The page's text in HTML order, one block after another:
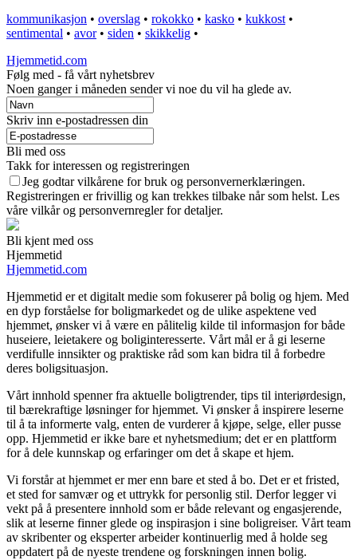
kommunikasjon • overslag • rokokko • kasko • kukkost •
sentimental • avor• siden • skikkelig •
Hjemmetid.com
Følg med - få vårt nyhetsbrev
Noen ganger i måneden sender vi noe du vil ha glede av.
Skriv inn e-postadressen din
Bli med oss
Takk for interessen og registreringen
Jeg godtar vilkårene for bruk og personvernerklæringen.
Registreringen er frivillig og kan trekkes tilbake når som helst. Les
våre vilkår og personvernregler for detaljer.
Bli kjent med oss
Hjemmetid
Hjemmetid.com
Hjemmetid er et digitalt medie som fokuserer på bolig og hjem. Med
en dyp forståelse for boligmarkedet og de ulike aspektene ved
hjemmet, ønsker vi å være en pålitelig kilde til informasjon for både
huseiere, leietakere og boliginteresserte. Vårt mål er å gi leserne
verdifulle innsikter og praktiske råd som kan bidra til å forbedre
deres boligsituasjon.
Vårt innhold spenner fra aktuelle boligtrender, tips til interiørdesign,
til bærekraftige løsninger for hjemmet. Vi ønsker å inspirere leserne
til å ta informerte valg, enten de vurderer å kjøpe, selge, eller pusse
opp. Hjemmetid er ikke bare et nyhetsmedium; det er en plattform
for å dele kunnskap og erfaringer om det å skape et hjem.
Vi forstår at hjemmet er mer enn bare et sted å bo. Det er et fristed,
et sted for samvær og et uttrykk for personlig stil. Derfor legger vi
vekt på å presentere innhold som er både relevant og engasjerende,
slik at leserne finner glede og inspirasjon i sine boligreiser. Vårt team
av skribenter og eksperter arbeider kontinuerlig med å holde seg
oppdatert på de nyeste trendene og forskningen innen bolig.